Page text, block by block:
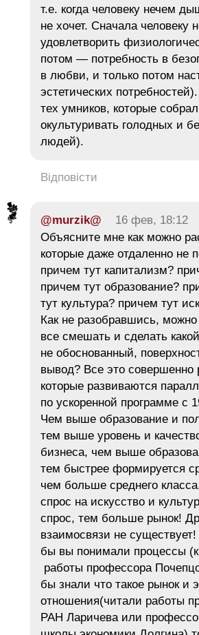
т.е. когда человеку нечем
не хочет. Сначала человеку
удовлетворить
потом — потребность в
в любви, и только потом
эстетических
тех умников, которые
окультуривать голодных и
людей).
Відповісти
@murzik@ 16 фев, 18:12
Объясните мне как можно
которые даже отдаленно не
причем тут капитализм?
причем тут образование?
тут культура? причем тут
Как не разобравшись, можно
все смешать и сделать
не обоснованный,
вывод? Все это совершенно
которые развиваются
по ускоренной программе с
Чем выше образование и
тем выше уровень и
бизнеса, чем выше
тем быстрее формируется
чем больше среднего
спрос на искусство и
спрос, тем больше рынок!
взаимосвязи не
бы вы понимали процессы
работы профессора
бы знали что такое рынок и
отношения(читали работы
РАН Ларичева или